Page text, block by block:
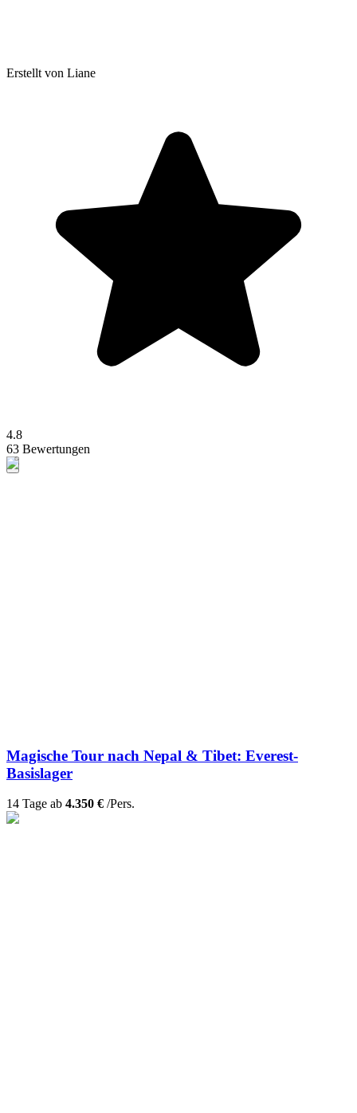
Erstellt von Liane
4.8
63 Bewertungen
Magische Tour nach Nepal & Tibet: Everest-
Basislager
14 Tage ab 4.350 € /Pers.